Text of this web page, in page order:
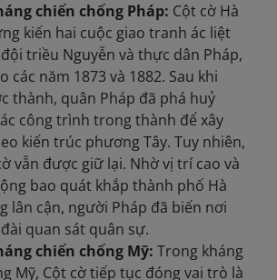
chiến chống Pháp: Cột cờ Hà
kiến hai cuộc giao tranh ác liệt
triều Nguyễn và thực dân Pháp,
các năm 1873 và 1882. Sau khi
thành, quân Pháp đã phá huỷ
công trình trong thành để xây
kiến trúc phương Tây. Tuy nhiên,
vẫn được giữ lại. Nhờ vị trí cao và
bao quát khắp thành phố Hà
lân cận, người Pháp đã biến nơi
quan sát quân sự.
chiến chống Mỹ: Trong kháng
Mỹ, Cột cờ tiếp tục đóng vai trò là